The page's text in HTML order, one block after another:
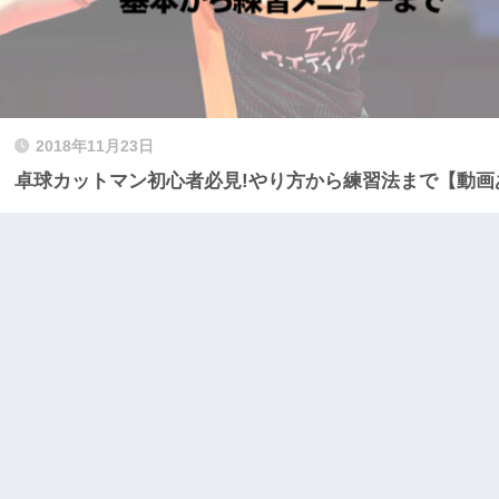
2018年11月23日
卓球カットマン初心者必見!やり方から練習法まで【動画